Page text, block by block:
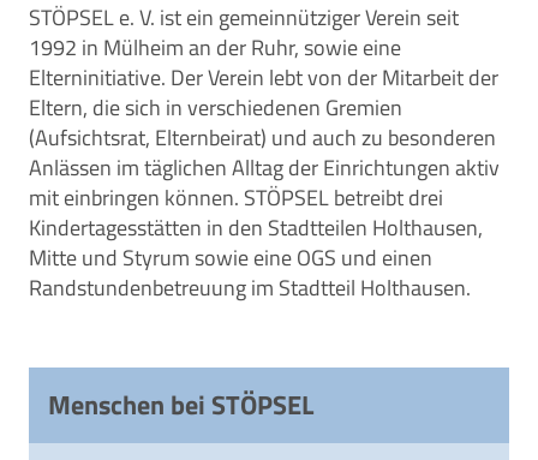
STÖPSEL e. V. ist ein gemeinnütziger Verein seit
1992 in Mülheim an der Ruhr, sowie eine
Elterninitiative. Der Verein lebt von der Mitarbeit der
Eltern, die sich in verschiedenen Gremien
(Aufsichtsrat, Elternbeirat) und auch zu besonderen
Anlässen im täglichen Alltag der Einrichtungen aktiv
mit einbringen können. STÖPSEL betreibt drei
Kindertagesstätten in den Stadtteilen Holthausen,
Mitte und Styrum sowie eine OGS und einen
Randstundenbetreuung im Stadtteil Holthausen.
Menschen bei STÖPSEL